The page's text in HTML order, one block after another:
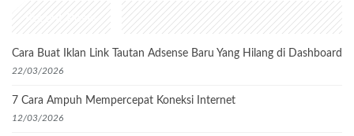
Recent Posts
Cara Buat Iklan Link Tautan Adsense Baru Yang Hilang di Dashboard
22/03/2026
7 Cara Ampuh Mempercepat Koneksi Internet
12/03/2026